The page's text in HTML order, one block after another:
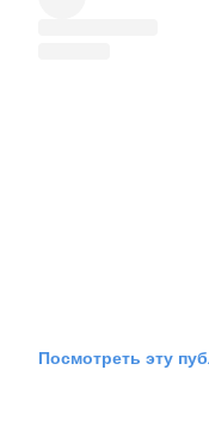
Посмотреть эту